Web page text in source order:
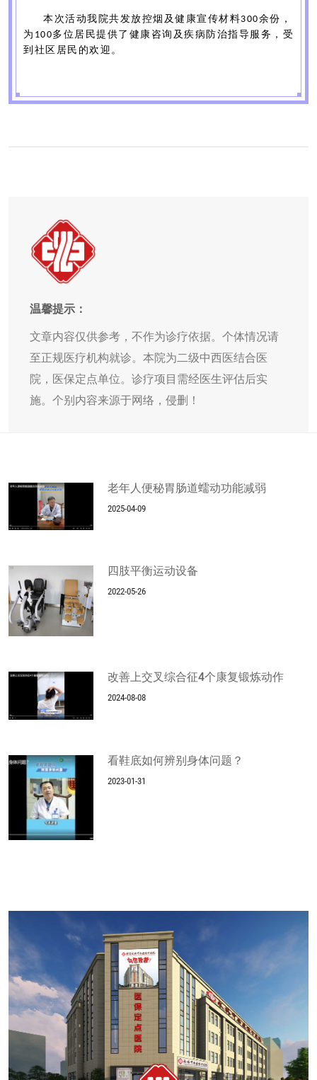
本次活动我院共发放控烟及健康宣传材料300余份，
为 100多 位居民提供了健康咨询及疾病防治指导服务，受
到社区居民的欢迎。
温馨提示：
文章内容仅供参考，不作为诊疗依据。个体情况请
至正规医疗机构就诊。本院为二级中西医结合医
院，医保定点单位。诊疗项目需经医生评估后实
施。个别内容来源于网络，侵删！
老年人便秘胃肠道蠕动功能减弱
2025-04-09
四肢平衡运动设备
2022-05-26
改善上交叉综合征4个康复锻炼动作
2024-08-08
看鞋底如何辨别身体问题？
2023-01-31